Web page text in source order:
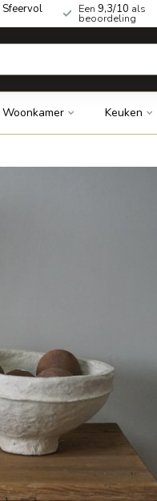
Sfeervol Een 9,3/10 als
beoordeling
Woonkamer Keuken